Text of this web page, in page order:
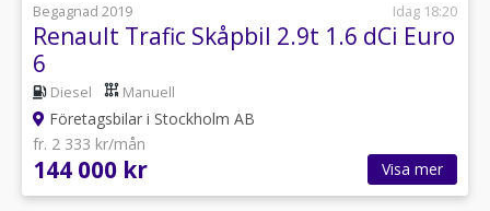
Begagnad 2019
Idag 18:20
Renault Trafic Skåpbil 2.9t 1.6 dCi Euro
6
Diesel Manuell
Företagsbilar i Stockholm AB
fr. 2 333 kr/mån
144 000 kr Visa mer